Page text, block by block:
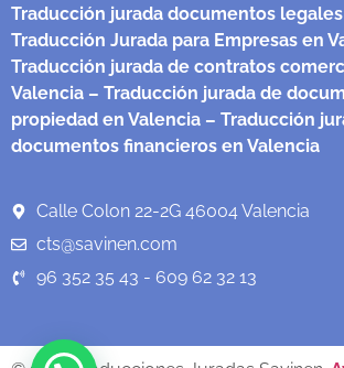
Traducción jurada documentos
Traducción Jurada para Empresas en
Traducción jurada de contratos
Valencia – Traducción jurada de
propiedad en Valencia – Traducción
documentos financieros en Valencia
Calle Colon 22-2G 46004 Valencia
cts@savinen.com
96 352 35 43 - 609 62 32 13